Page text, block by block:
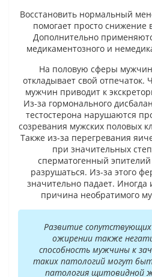
Восстановить нормальный
помогает просто снижение
Дополнительно
медикаментозного и
На половую сферы
откладывает свой
мужчин приводит к
Из-за гормонального
тестостерона нарушаются
созревания мужских половых
Также из-за перегревания
при значительных
сперматогенный
разрушаться. Из-за этого
значительно падает.
причина необратимого
Развитие
ожирении также
способность мужчины к
таких патологий могут
патология щитовидной